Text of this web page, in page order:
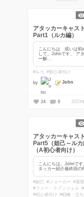
アタッカーキャス
Part1（ルカ編）
こんにちは 或いは初
して。Johnです。 アタッカ
ー解...
#ルカ #初心者向け
by John
24 6 2023
アタッカーキャス
Part5（妲己～ルカ
（A初心者向け）
こんにちは。Johnです。
タッカー紹介最終回の
#妲己 #ジョーカー #遮那
#フィー・ラプンツェル
#初心者向け #戦略・立ち